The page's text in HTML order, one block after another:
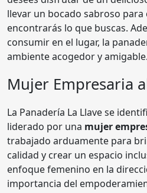
llevar un bocado sabroso para
encontrarás lo que buscas.
consumir en el lugar, la
ambiente acogedor y amigable.
Mujer Empresaria
La Panadería La Llave se
liderado por una mujer
trabajado arduamente para
calidad y crear un espacio
enfoque femenino en la
importancia del